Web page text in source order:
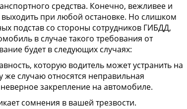
средства. Конечно, вежливее и
при любой остановке. Но слишком
подстав со стороны сотрудников ГИБДД,
в случае такого требования от
будет в следующих случаях:
которую водитель может устранить на
же случаю относятся неправильная
закрепление на автомобиле.
сомнения в вашей трезвости.